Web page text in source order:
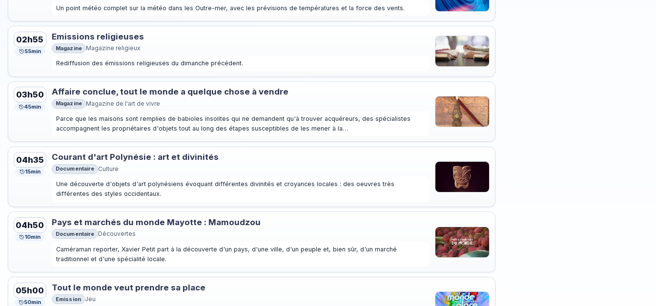
Un point météo complet sur la météo dans les Outre-mer, avec les prévisions de températures et la force des vents.
02h55
55min
Emissions religieuses
Magazine Magazine religieux
Rediffusion des émissions religieuses du dimanche précédent.
03h50
45min
Affaire conclue, tout le monde a quelque chose à vendre
Magazine Magazine de l'art de vivre
Parce que les maisons sont remplies de babioles insolites qui ne demandent qu'à trouver acquéreurs, des spécialistes
accompagnent les propriétaires d'objets tout au long des étapes susceptibles de les mener à la…
04h35
15min
Courant d'art Polynésie : art et divinités
Documentaire Culture
Une découverte d'objets d'art polynésiens évoquant différentes divinités et croyances locales : des oeuvres très
différentes des styles occidentaux.
04h50
10min
Pays et marchés du monde Mayotte : Mamoudzou
Documentaire Découvertes
Caméraman reporter, Xavier Petit part à la découverte d'un pays, d'une ville, d'un peuple et, bien sûr, d'un marché
traditionnel et d'une spécialité locale.
05h00
50min
Tout le monde veut prendre sa place
Emission Jeu